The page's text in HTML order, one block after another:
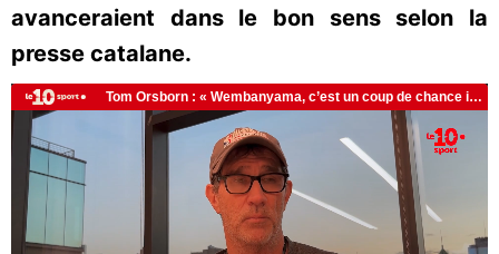
avanceraient dans le bon sens selon la
presse catalane.